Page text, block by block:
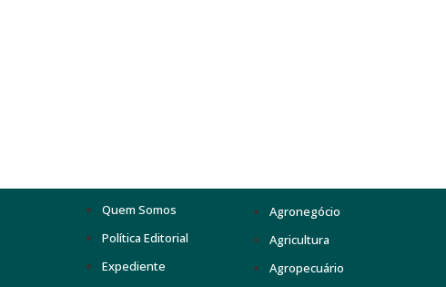
Quem Somos
Política Editorial
Expediente
Agronegócio
Agricultura
Agropecuário